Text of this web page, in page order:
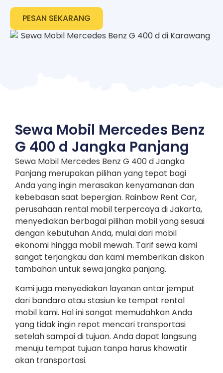
PESAN SEKARANG
Sewa Mobil Mercedes Benz
G 400 d Jangka Panjang
Sewa Mobil Mercedes Benz G 400 d Jangka
Panjang merupakan pilihan yang tepat bagi
Anda yang ingin merasakan kenyamanan dan
kebebasan saat bepergian. Rainbow Rent Car,
perusahaan rental mobil terpercaya di Jakarta,
menyediakan berbagai pilihan mobil yang sesuai
dengan kebutuhan Anda, mulai dari mobil
ekonomi hingga mobil mewah. Tarif sewa kami
sangat terjangkau dan kami memberikan diskon
tambahan untuk sewa jangka panjang.
Kami juga menyediakan layanan antar jemput
dari bandara atau stasiun ke tempat rental
mobil kami. Hal ini sangat memudahkan Anda
yang tidak ingin repot mencari transportasi
setelah sampai di tujuan. Anda dapat langsung
menuju tempat tujuan tanpa harus khawatir
akan transportasi.